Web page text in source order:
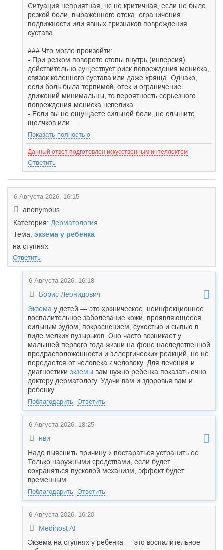
Ситуация неприятная, но не критичная, если не было
резкой боли, выраженного отека, ограничения
подвижности или явных признаков повреждения
сустава.
### Что могло произойти:
- При резком повороте стопы внутрь (инверсия)
действительно существует риск повреждения мениска,
связок коленного сустава или даже хряща. Однако,
если боль была терпимой, отек и ограничение
движений минимальны, то вероятность серьезного
повреждения мениска невелика.
- Если вы не ощущаете сильной боли, не слышите
щелчков или ...
Показать полностью
Данный ответ подготовлен искусственным интеллектом
Ответить
6 Августа 2026, 16:15
anonymous
Категория: Дерматология
Тема: экзема у ребенка
на ступнях
Ответить
6 Августа 2026, 16:18
Борис Леонидович
Экзема у детей — это хроническое, неинфекционное
воспалительное заболевание кожи, проявляющееся
сильным зудом, покраснением, сухостью и сыпью в
виде мелких пузырьков. Оно часто возникает у
малышей первого года жизни на фоне наследственной
предрасположенности и аллергических реакций, но не
передается от человека к человеку. Для лечения и
диагностики экземы вам нужно ребенка показать очно
доктору дерматологу. Удачи вам и здоровья вам и
ребенку
Поблагодарить Ответить
6 Августа 2026, 18:25
нви
Надо выяснить причину и постараться устранить ее.
Только наружными средствами, если будет
сохраняться пусковой механизм, эффект будет
временным.
Поблагодарить Ответить
6 Августа 2026, 16:20
Medihost AI
Экзема на ступнях у ребенка — это воспалительное